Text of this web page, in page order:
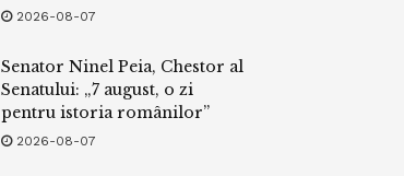
2026-08-07
Senator Ninel Peia, Chestor al
Senatului: „7 august, o zi
pentru istoria românilor”
2026-08-07